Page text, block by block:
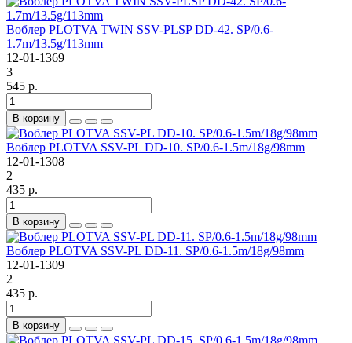
Воблер PLOTVA TWIN SSV-PLSP DD-42. SP/0.6-
1.7m/13.5g/113mm
12-01-1369
3
545 р.
В корзину
Воблер PLOTVA SSV-PL DD-10. SP/0.6-1.5m/18g/98mm
12-01-1308
2
435 р.
В корзину
Воблер PLOTVA SSV-PL DD-11. SP/0.6-1.5m/18g/98mm
12-01-1309
2
435 р.
В корзину